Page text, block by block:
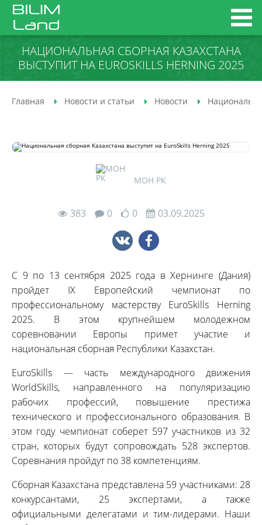
НАЦИОНАЛЬНАЯ СБОРНАЯ КАЗАХСТАНА
ВЫСТУПИТ НА EUROSKILLS HERNING 2025
Главная Новости и статьи Новости
МОН РК
383 0 0 03.09.2025
С 9 по 13 сентября 2025 года в Хернинге (Дания)
пройдет IX Европейский чемпионат по
профессиональному мастерству EuroSkills Herning
2025. В этом крупнейшем молодежном
соревновании Европы примет участие и
национальная сборная Республики Казахстан.
EuroSkills — часть международного движения
WorldSkills, направленного на популяризацию
рабочих профессий, повышение престижа
технического и профессионального образования. В
этом году чемпионат соберет 597 участников из 32
стран, которых будут сопровождать 528 экспертов.
Соревнания пройдут по 38 компетенциям.
Сборная Казахстана представлена 59 участниками: 28
конкурсантами, 25 экспертами, а также
официальными делегатами и тим-лидерами. Наши